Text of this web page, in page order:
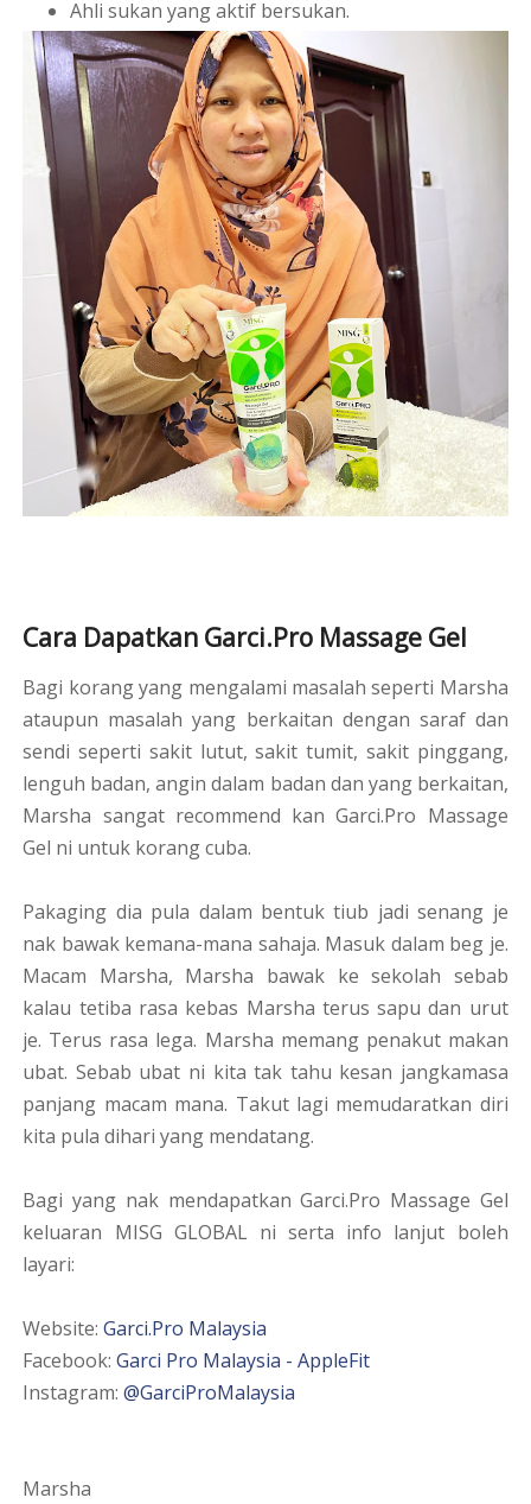
Ahli sukan yang aktif bersukan.
Cara Dapatkan Garci.Pro Massage Gel
Bagi korang yang mengalami masalah seperti Marsha
ataupun masalah yang berkaitan dengan saraf dan
sendi seperti sakit lutut, sakit tumit, sakit pinggang,
lenguh badan, angin dalam badan dan yang berkaitan,
Marsha sangat recommend kan Garci.Pro Massage
Gel ni untuk korang cuba.
Pakaging dia pula dalam bentuk tiub jadi senang je
nak bawak kemana-mana sahaja. Masuk dalam beg je.
Macam Marsha, Marsha bawak ke sekolah sebab
kalau tetiba rasa kebas Marsha terus sapu dan urut
je. Terus rasa lega. Marsha memang penakut makan
ubat. Sebab ubat ni kita tak tahu kesan jangkamasa
panjang macam mana. Takut lagi memudaratkan diri
kita pula dihari yang mendatang.
Bagi yang nak mendapatkan Garci.Pro Massage Gel
keluaran MISG GLOBAL ni serta info lanjut boleh
layari:
Website:Garci.Pro Malaysia
Facebook:Garci Pro Malaysia - AppleFit
Instagram:@GarciProMalaysia
Marsha